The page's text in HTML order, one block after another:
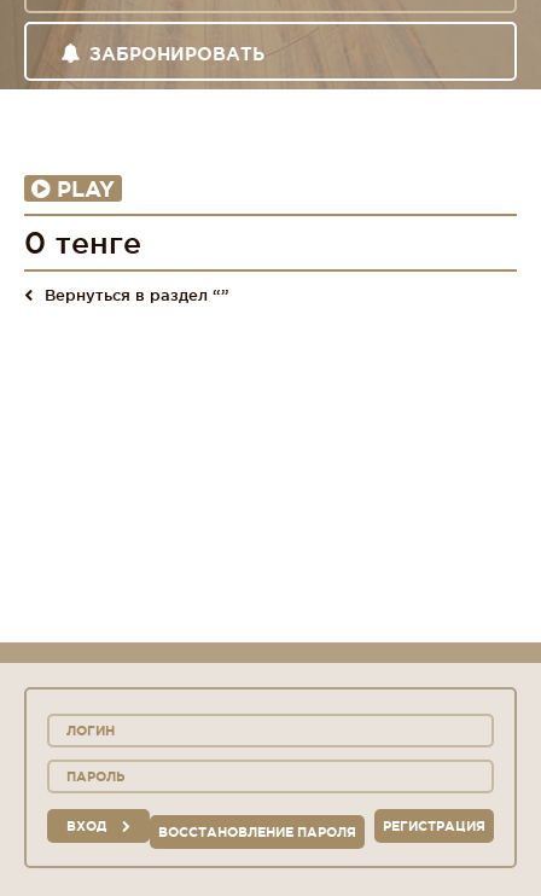
ЗАБРОНИРОВАТЬ
PLAY
0 тенге
Вернуться в раздел “”
ВХОД РЕГИСТРАЦИЯ
ВОССТАНОВЛЕНИЕ ПАРОЛЯ